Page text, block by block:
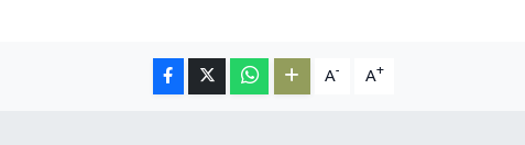
A- A+